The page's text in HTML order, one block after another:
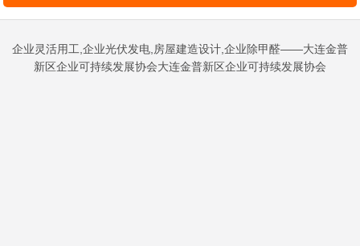
企业灵活用工,企业光伏发电,房屋建造设计,企业除甲醛——大连金普
新区企业可持续发展协会大连金普新区企业可持续发展协会